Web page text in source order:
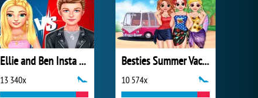
Ellie and Ben Insta Fashion
13 340x
Besties Summer Vacation
10 574x